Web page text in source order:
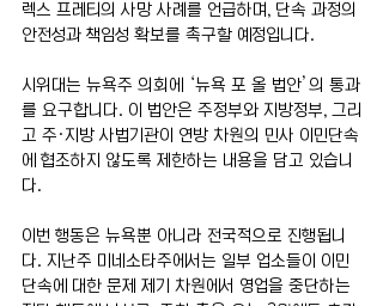
렉스 프레티의 사망 사례를 언급하며, 단속 과정의
안전성과 책임성 확보를 촉구할 예정입니다.
시위대는 뉴욕주 의회에 ‘뉴욕 포 올 법안’의 통과
를 요구합니다. 이 법안은 주정부와 지방정부, 그리
고 주·지방 사법기관이 연방 차원의 민사 이민단속
에 협조하지 않도록 제한하는 내용을 담고 있습니
다.
이번 행동은 뉴욕뿐 아니라 전국적으로 진행됩니
다. 지난주 미네소타주에서는 일부 업소들이 이민
단속에 대한 문제 제기 차원에서 영업을 중단하는